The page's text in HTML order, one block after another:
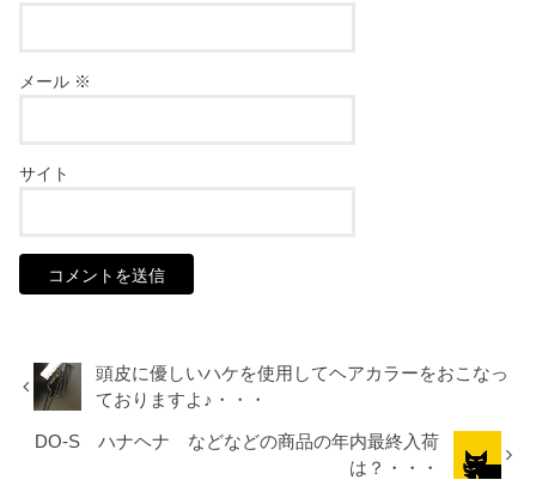
メール ※
サイト
頭皮に優しいハケを使用してヘアカラーをおこなっ
ておりますよ♪・・・
DO-S ハナヘナ などなどの商品の年内最終入荷
は？・・・